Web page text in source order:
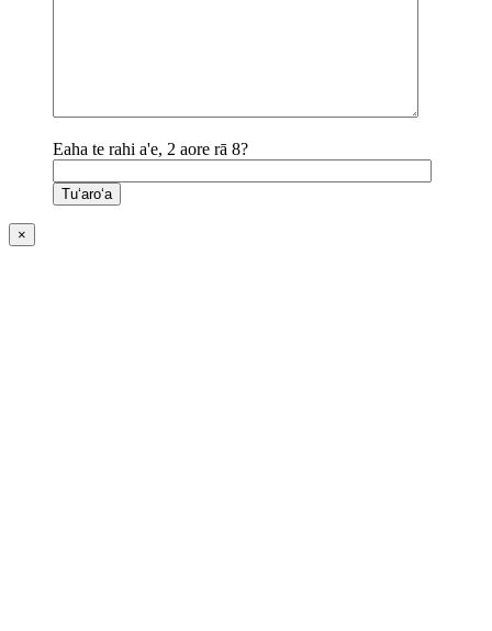
Eaha te rahi a'e, 2 aore rā 8?
×